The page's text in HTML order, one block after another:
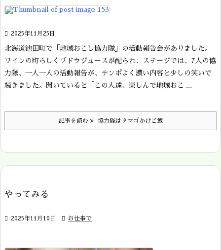
 2025年11月25日
北海道池田町で「地域おこし協力隊」の活動報告会がありました。
ワインの町らしくブドウジュースが配られ、ステージでは、7人の協
力隊、一人一人の活動報告が、テンポよく濃い内容と少しの笑いで
続きました。聞いていると「この人達、楽しんで地域おこ ...
記事を読む 協力隊はタマゴかけご飯
やってみる
 2025年11月10日  お仕事で